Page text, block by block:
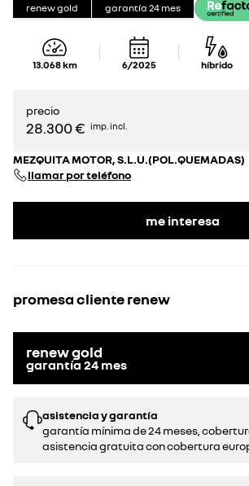
renew gold garantía 24 mes
13.068km 6/2025 híbrido
precio
28.300 € imp. incl.
MEZQUITA MOTOR, S.L.U.(POL.QUEMADAS)
llamar por teléfono
me interesa
promesa cliente renew
renew gold
garantía 24 mes
asistencia y garantía
garantía mínima de 24 meses, cobertura
asistencia gratuita con cobertura